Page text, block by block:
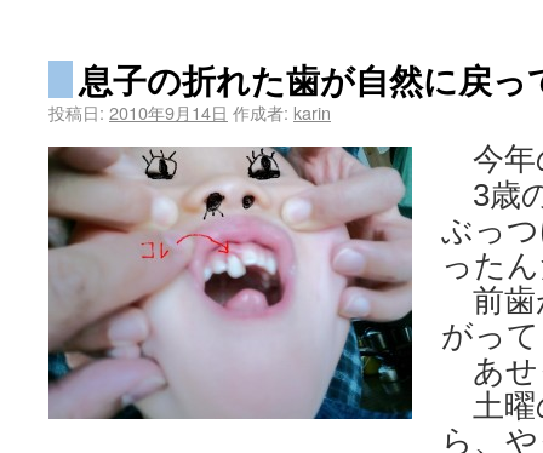
息子の折れた歯が自然に戻っ
投稿日: 2010年9月14日 作成者: karin
今年
3歳
ぶっ
った
前歯
がっ
あせ
土曜
ら、